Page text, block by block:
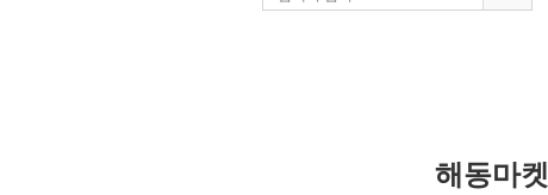
해동마켓